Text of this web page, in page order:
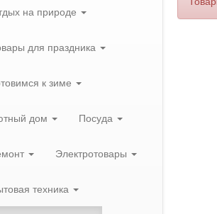
на природе
для праздника
к зиме
дом Посуда
Электротовары
техника